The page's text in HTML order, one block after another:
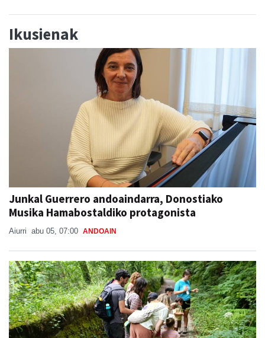
Ikusienak
Junkal Guerrero andoaindarra, Donostiako
Musika Hamabostaldiko protagonista
Aiurri abu 05, 07:00 ANDOAIN